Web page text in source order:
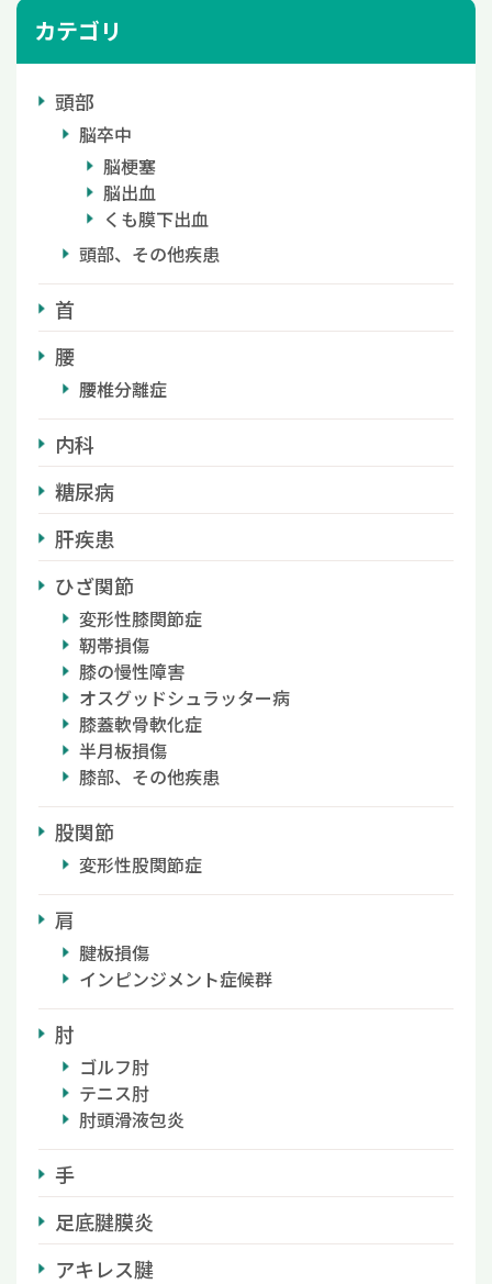
カテゴリ
頭部
脳卒中
脳梗塞
脳出血
くも膜下出血
頭部、その他疾患
首
腰
腰椎分離症
内科
糖尿病
肝疾患
ひざ関節
変形性膝関節症
靭帯損傷
膝の慢性障害
オスグッドシュラッター病
膝蓋軟骨軟化症
半月板損傷
膝部、その他疾患
股関節
変形性股関節症
肩
腱板損傷
インピンジメント症候群
肘
ゴルフ肘
テニス肘
肘頭滑液包炎
手
足底腱膜炎
アキレス腱